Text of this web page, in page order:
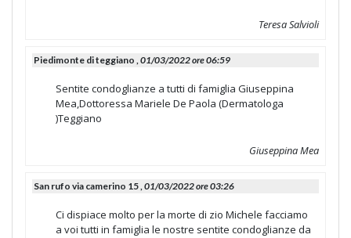
Teresa Salvioli
Piedimonte di teggiano , 01/03/2022 ore 06:59
Sentite condoglianze a tutti di famiglia Giuseppina
Mea,Dottoressa Mariele De Paola (Dermatologa
)Teggiano
Giuseppina Mea
San rufo via camerino 15 , 01/03/2022 ore 03:26
Ci dispiace molto per la morte di zio Michele facciamo
a voi tutti in famiglia le nostre sentite condoglianze da